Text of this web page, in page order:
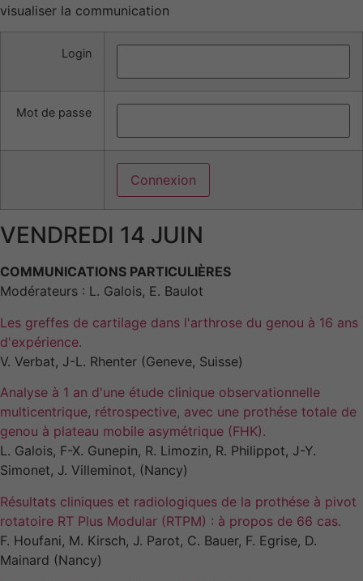
visualiser la communication
Login
Mot de passe
VENDREDI 14 JUIN
COMMUNICATIONS PARTICULIÈRES
Modérateurs : L. Galois, E. Baulot
Les greffes de cartilage dans l'arthrose du genou à 16 ans
d'expérience.
V. Verbat, J-L. Rhenter (Geneve, Suisse)
Analyse à 1 an d'une étude clinique observationnelle
multicentrique, rétrospective, avec une prothése totale de
genou à plateau mobile asymétrique (FHK).
L. Galois, F-X. Gunepin, R. Limozin, R. Philippot, J-Y.
Simonet, J. Villeminot, (Nancy)
Résultats cliniques et radiologiques de la prothése à pivot
rotatoire RT Plus Modular (RTPM) : à propos de 66 cas.
F. Houfani, M. Kirsch, J. Parot, C. Bauer, F. Egrise, D.
Mainard (Nancy)